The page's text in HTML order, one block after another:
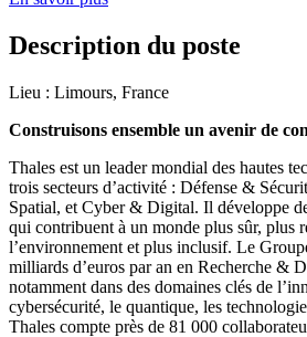
Description du poste
Lieu : Limours, France
Construisons ensemble un avenir de
Thales est un leader mondial des hautes
trois secteurs d’activité : Défense &
Spatial, et Cyber & Digital. Il développe
qui contribuent à un monde plus sûr, plus
l’environnement et plus inclusif. Le
milliards d’euros par an en Recherche &
notamment dans des domaines clés de
cybersécurité, le quantique, les
Thales compte près de 81 000